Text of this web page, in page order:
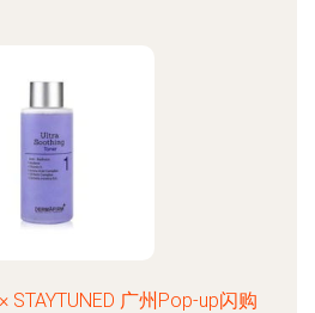
STAYTUNED 广州Pop-up闪购